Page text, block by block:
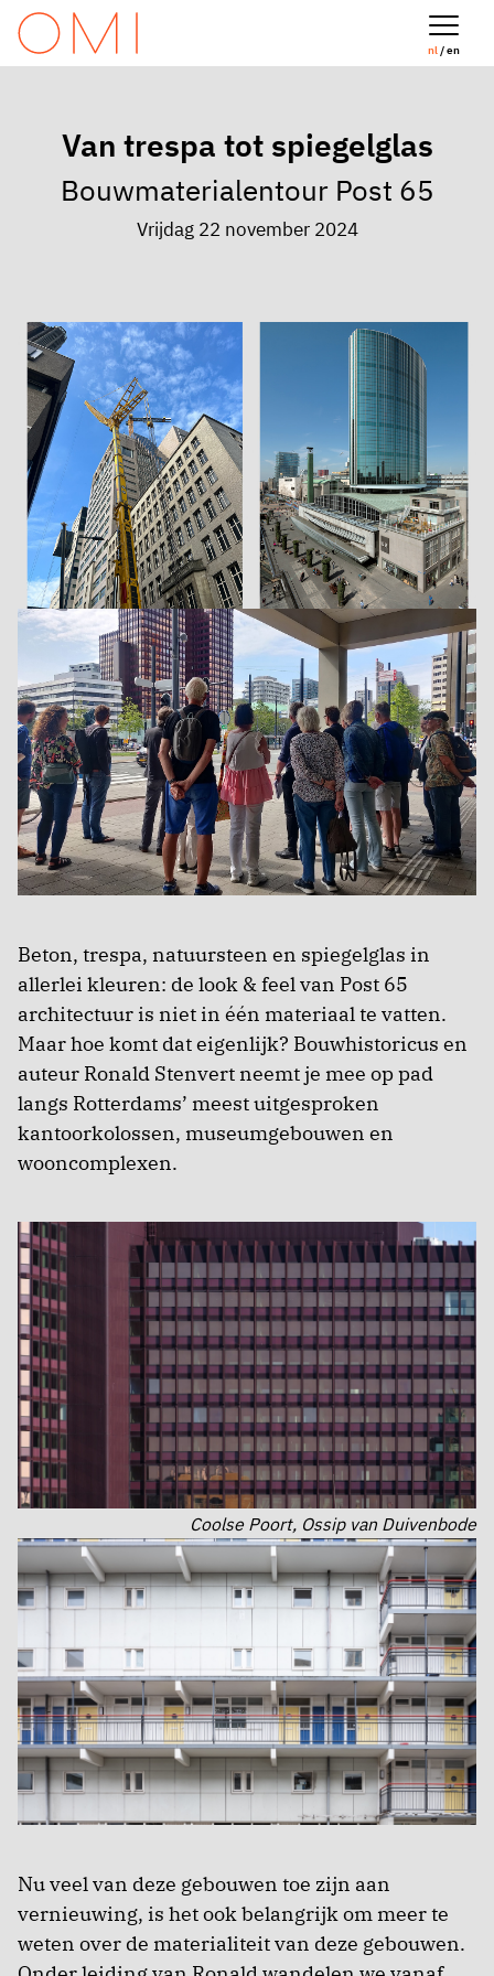
nl/ en
Van trespa tot spiegelglas
Bouwmaterialentour Post 65
Vrijdag 22 november 2024
Beton, trespa, natuursteen en spiegelglas in
allerlei kleuren: de look & feel van Post 65
architectuur is niet in één materiaal te vatten.
Maar hoe komt dat eigenlijk? Bouwhistoricus en
auteur Ronald Stenvert neemt je mee op pad
langs Rotterdams’ meest uitgesproken
kantoorkolossen, museumgebouwen en
wooncomplexen.
Coolse Poort, Ossip van Duivenbode
Nu veel van deze gebouwen toe zijn aan
vernieuwing, is het ook belangrijk om meer te
weten over de materialiteit van deze gebouwen.